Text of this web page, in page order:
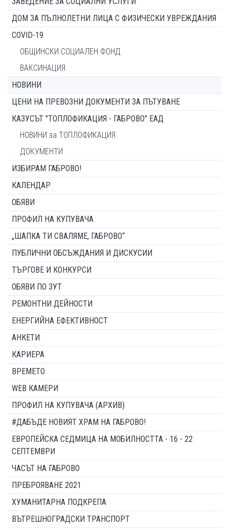
ДОМ ЗА ПЪЛНОЛЕТНИ ЛИЦА С ФИЗИЧЕСКИ УВРЕЖДАНИЯ
COVID-19
ОБЩИНСКИ СОЦИАЛЕН ФОНД
ВАКСИНАЦИЯ
НОВИНИ
ЦЕНИ НА ПРЕВОЗНИ ДОКУМЕНТИ ЗА ПЪТУВАНЕ
КАЗУСЪТ "ТОПЛОФИКАЦИЯ - ГАБРОВО" ЕАД
НОВИНИ за ТОПЛОФИКАЦИЯ
ДОКУМЕНТИ
ИЗБИРАМ ГАБРОВО!
КАЛЕНДАР
ОБЯВИ
ПРОФИЛ НА КУПУВАЧА
„ШАПКА ТИ СВАЛЯМЕ, ГАБРОВО“
ПУБЛИЧНИ ОБСЪЖДАНИЯ И ДИСКУСИИ
ТЪРГОВЕ И КОНКУРСИ
ОБЯВИ ПО ЗУТ
РЕМОНТНИ ДЕЙНОСТИ
ЕНЕРГИЙНА ЕФЕКТИВНОСТ
АНКЕТИ
КАРИЕРА
ВРЕМЕТО
WEB КАМЕРИ
ПРОФИЛ НА КУПУВАЧА (АРХИВ)
#ДАБЪДЕ НОВИЯТ ХРАМ НА ГАБРОВО!
ЕВРОПЕЙСКА СЕДМИЦА НА МОБИЛНОСТТА - 16 - 22
СЕПТЕМВРИ
ЧАСЪТ НА ГАБРОВО
ПРЕБРОЯВАНЕ 2021
ХУМАНИТАРНА ПОДКРЕПА
ВЪТРЕШНОГРАДСКИ ТРАНСПОРТ